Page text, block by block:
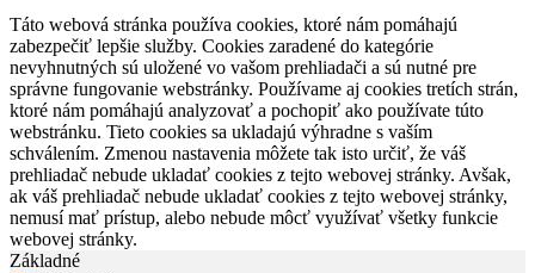
Táto webová stránka používa cookies, ktoré nám pomáhajú
zabezpečiť lepšie služby. Cookies zaradené do kategórie
nevyhnutných sú uložené vo vašom prehliadači a sú nutné pre
správne fungovanie webstránky. Používame aj cookies tretích strán,
ktoré nám pomáhajú analyzovať a pochopiť ako používate túto
webstránku. Tieto cookies sa ukladajú výhradne s vaším
schválením. Zmenou nastavenia môžete tak isto určiť, že váš
prehliadač nebude ukladať cookies z tejto webovej stránky. Avšak,
ak váš prehliadač nebude ukladať cookies z tejto webovej stránky,
nemusí mať prístup, alebo nebude môcť využívať všetky funkcie
webovej stránky.
Základné